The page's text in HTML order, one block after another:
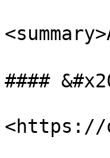
####
<https://